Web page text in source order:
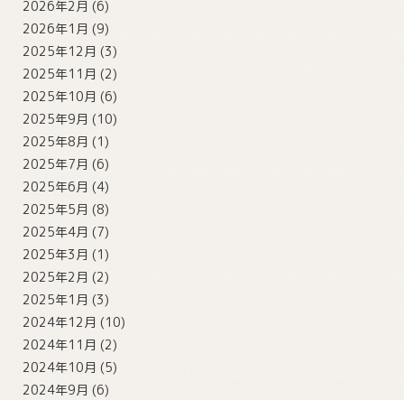
2026年2月 (6)
2026年1月 (9)
2025年12月 (3)
2025年11月 (2)
2025年10月 (6)
2025年9月 (10)
2025年8月 (1)
2025年7月 (6)
2025年6月 (4)
2025年5月 (8)
2025年4月 (7)
2025年3月 (1)
2025年2月 (2)
2025年1月 (3)
2024年12月 (10)
2024年11月 (2)
2024年10月 (5)
2024年9月 (6)